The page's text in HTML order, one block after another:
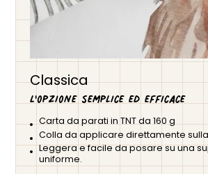
Classica
L'opzione semplice ed efficace
Carta da parati in TNT da 160 g
Colla da applicare direttamente
Leggera e facile da posare su una
uniforme.